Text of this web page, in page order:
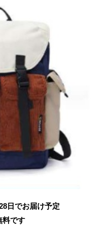
日でお届け予定
料です